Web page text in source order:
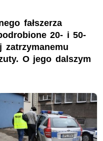
fałszerza
20- i 50-
zatrzymanemu
O jego dalszym